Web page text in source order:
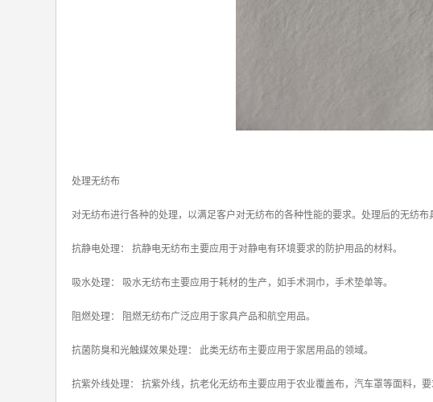
处理无纺布
对无纺布进行各种的处理，以满足客户对无纺布的各种性能的要求。处理后的无纺
抗静电处理： 抗静电无纺布主要应用于对静电有环境要求的防护用品的材料。
吸水处理： 吸水无纺布主要应用于耗材的生产，如手术洞巾，手术垫单等。
阻燃处理： 阻燃无纺布广泛应用于家具产品和航空用品。
抗菌防臭和光触媒效果处理： 此类无纺布主要应用于家居用品的领域。
抗紫外线处理： 抗紫外线，抗老化无纺布主要应用于农业覆盖布，汽车罩等面料，要